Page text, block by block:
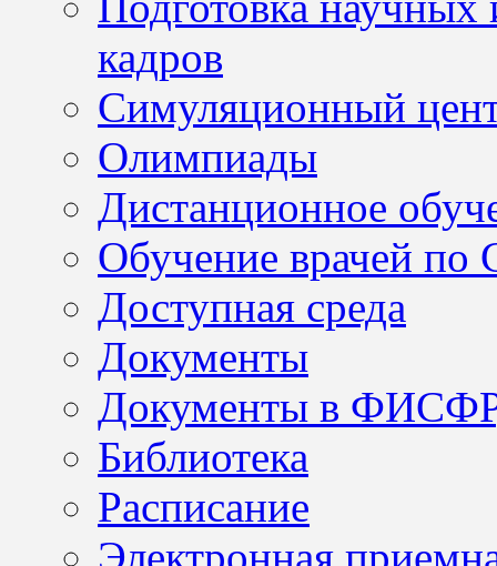
кадров
Симуляционный
Олимпиады
Дистанционное
Обучение врачей по
Доступная среда
Документы
Документы в
Библиотека
Расписание